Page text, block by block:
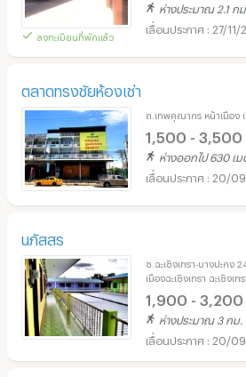
ลงทะเบียนที่พักแล้ว
ห่างประมาณ 2.1 กม.
27/11/
ตลาดทรงชัยห้องเช่า
ถ.เทพคุณากร หน้าเมือง เ
1,500 - 3,500
ห่างออกไป 630 เม
20/
นภัสสร
ซ.ฉะเชิงเทรา-บางปะกง
เมืองฉะเชิงเทรา ฉะเชิงเทร
1,900 - 3,200
ห่างประมาณ 3 กม.
20/